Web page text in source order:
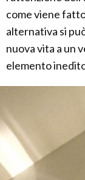
come viene
alternativa si
nuova vita a un
elemento